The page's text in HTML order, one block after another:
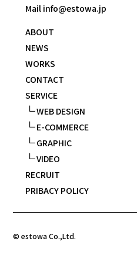
Mail info@estowa.jp
ABOUT
NEWS
WORKS
CONTACT
SERVICE
∟WEB DESIGN
∟E-COMMERCE
∟GRAPHIC
∟VIDEO
RECRUIT
PRIBACY POLICY
© estowa Co.,Ltd.